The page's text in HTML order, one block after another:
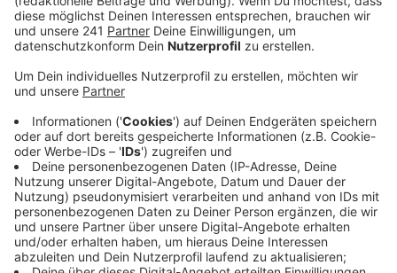
Veröffentlicht:Freitag, 10.04.2026 10:28
Anzeige
Die Anklage zeichnet ein sehr berechnendes Bild von
dem Mann: 2021 soll er beschlossen haben, seine Frau
zu töten. Der Grund: Anhaltende Ehestreitigkeiten.
Seinen Plan umgesetzt haben soll der
Wermelskirchener am 28. Dezember.
Laut Staatsanwaltschaft soll er seine Frau erst mit im